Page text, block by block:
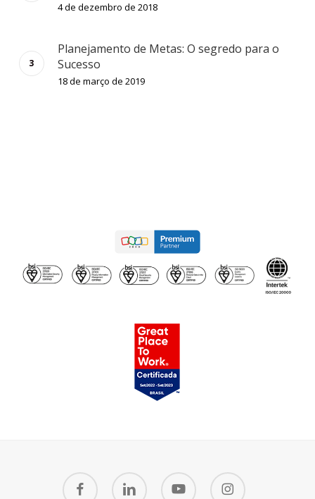
4 de dezembro de 2018
Planejamento de Metas: O segredo para o
Sucesso
18 de março de 2019
facebook linkedin youtube instagram